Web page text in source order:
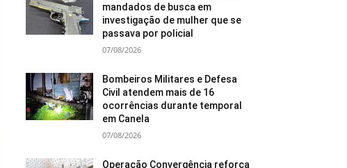
mandados de busca em
investigação de mulher que se
passava por policial
07/08/2026
Bombeiros Militares e Defesa
Civil atendem mais de 16
ocorrências durante temporal
em Canela
07/08/2026
Operação Convergência reforça